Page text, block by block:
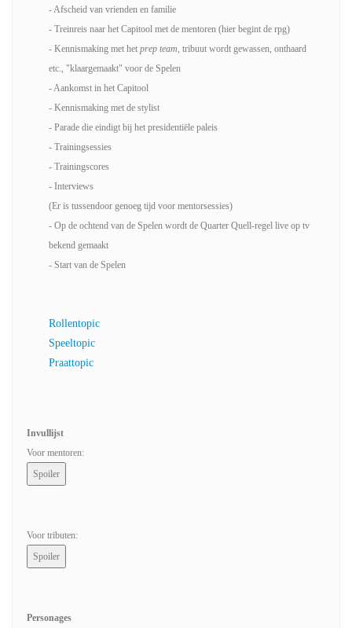
- Afscheid van vrienden en familie
- Treinreis naar het Capitool met de mentoren (hier begint de rpg)
- Kennismaking met het prep team, tribuut wordt gewassen, onthaard
etc., "klaargemaakt" voor de Spelen
- Aankomst in het Capitool
- Kennismaking met de stylist
- Parade die eindigt bij het presidentiële paleis
- Trainingsessies
- Trainingscores
- Interviews
(Er is tussendoor genoeg tijd voor mentorsessies)
- Op de ochtend van de Spelen wordt de Quarter Quell-regel live op tv
bekend gemaakt
- Start van de Spelen
Rollentopic
Speeltopic
Praattopic
Invullijst
Voor mentoren:
Voor tributen:
Personages